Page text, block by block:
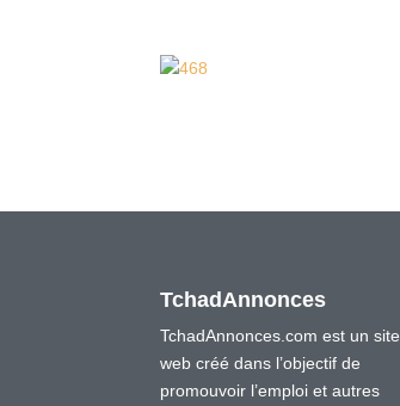
TchadAnnonces
TchadAnnonces.com est un site
web créé dans l’objectif de
promouvoir l’emploi et autres